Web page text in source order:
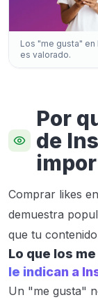
Los "me gusta"
es valorado.
Por
de
Comprar likes
demuestra
que tu
Lo que los
le indican a
Un "me gusta"